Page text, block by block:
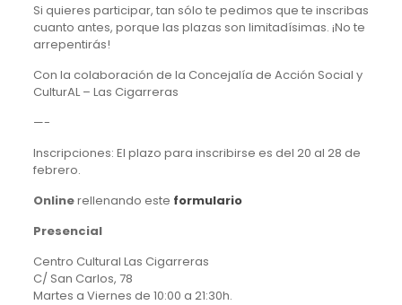
Si quieres participar, tan sólo te pedimos que te inscribas
cuanto antes, porque las plazas son limitadísimas. ¡No te
arrepentirás!
Con la colaboración de la Concejalía de Acción Social y
CulturAL – Las Cigarreras
—-
Inscripciones: El plazo para inscribirse es del 20 al 28 de
febrero.
Onlinerellenando este formulario
Presencial
Centro Cultural Las Cigarreras
C/ San Carlos, 78
Martes a Viernes de 10:00 a 21:30h.